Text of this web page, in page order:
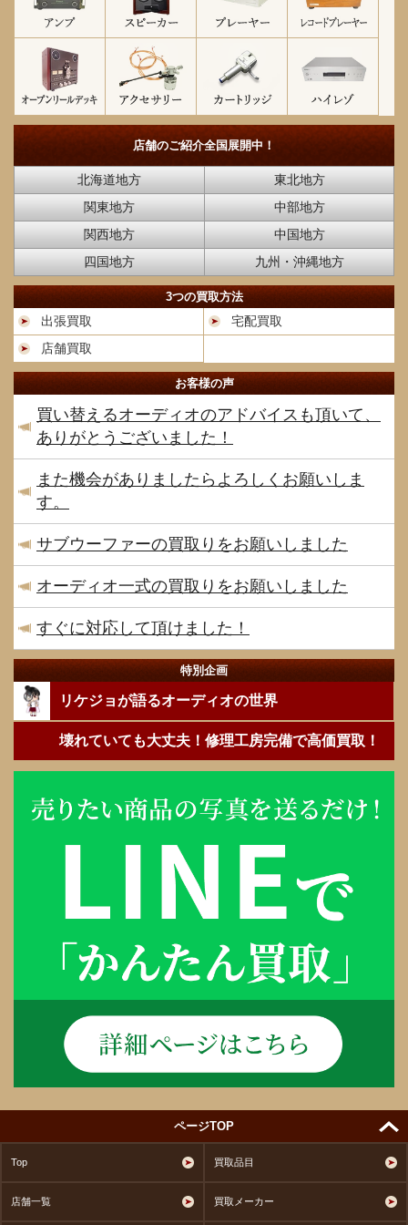
店舗のご紹介全国展開中！
北海道地方
東北地方
関東地方
中部地方
関西地方
中国地方
四国地方
九州・沖縄地方
3つの買取方法
出張買取
宅配買取
店舗買取
お客様の声
買い替えるオーディオのアドバイスも頂いて、
ありがとうございました！
また機会がありましたらよろしくお願いしま
す。
サブウーファーの買取りをお願いしました
オーディオ一式の買取りをお願いしました
すぐに対応して頂けました！
特別企画
リケジョが語るオーディオの世界
壊れていても大丈夫！修理工房完備で高価買取！
ページTOP
Top 買取品目
店舗一覧 買取メーカー